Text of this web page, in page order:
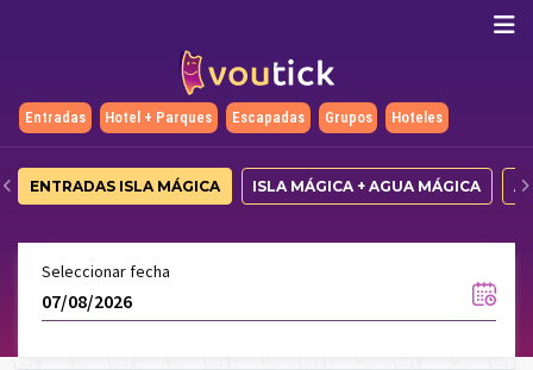
Entradas Hotel + Parques Escapadas Grupos Hoteles
ENTRADAS ISLA MÁGICA ISLA MÁGICA + AGUA MÁGICA
Seleccionar fecha